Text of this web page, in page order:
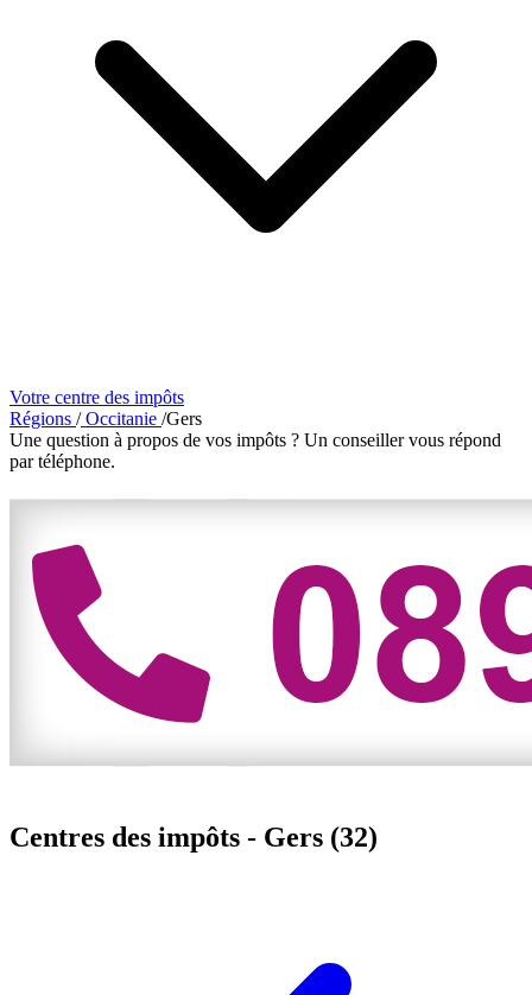
Votre centre des impôts
Régions /Occitanie /Gers
Une question à propos de vos impôts ? Un conseiller vous répond
par téléphone.
Centres des impôts - Gers (32)